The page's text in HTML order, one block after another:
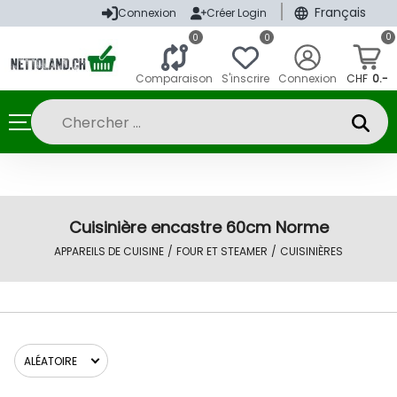
Connexion Créer Login Français
0
Comparaison
0
S'inscrire Connexion
0
CHF 0.-
Cuisinière encastre 60cm Norme
APPAREILS DE CUISINE / FOUR ET STEAMER / CUISINIÈRES
ALÉATOIRE